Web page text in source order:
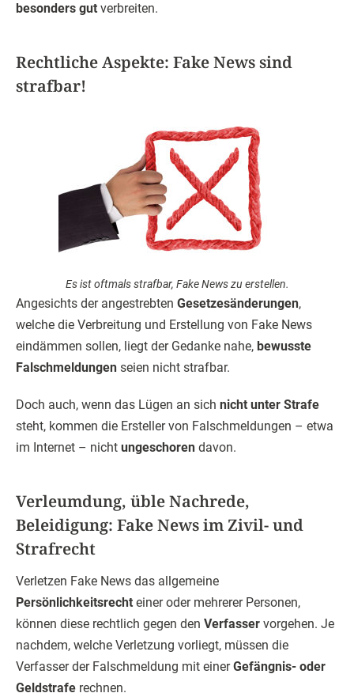
besonders gut verbreiten.
Rechtliche Aspekte: Fake News sind
strafbar!
Es ist oftmals strafbar, Fake News zu erstellen.
Angesichts der angestrebten Gesetzesänderungen,
welche die Verbreitung und Erstellung von Fake News
eindämmen sollen, liegt der Gedanke nahe, bewusste
Falschmeldungen seien nicht strafbar.
Doch auch, wenn das Lügen an sich nicht unter Strafe
steht, kommen die Ersteller von Falschmeldungen – etwa
im Internet – nicht ungeschoren davon.
Verleumdung, üble Nachrede,
Beleidigung: Fake News im Zivil- und
Strafrecht
Verletzen Fake News das allgemeine
Persönlichkeitsrecht einer oder mehrerer Personen,
können diese rechtlich gegen den Verfasser vorgehen. Je
nachdem, welche Verletzung vorliegt, müssen die
Verfasser der Falschmeldung mit einerGefängnis- oder
Geldstrafe rechnen.